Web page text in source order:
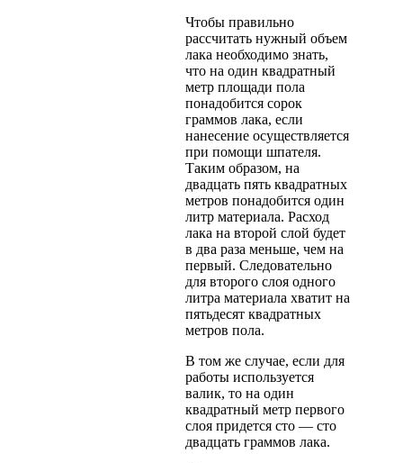
Чтобы правильно
рассчитать нужный объем
лака необходимо знать,
что на один квадратный
метр площади пола
понадобится сорок
граммов лака, если
нанесение осуществляется
при помощи шпателя.
Таким образом, на
двадцать пять квадратных
метров понадобится один
литр материала. Расход
лака на второй слой будет
в два раза меньше, чем на
первый. Следовательно
для второго слоя одного
литра материала хватит на
пятьдесят квадратных
метров пола.
В том же случае, если для
работы используется
валик, то на один
квадратный метр первого
слоя придется сто — сто
двадцать граммов лака.